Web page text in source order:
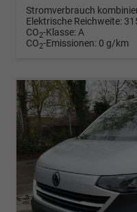
Stromverbrauch
Elektrische Reichweite:
CO2-Klasse:A
CO2-Emissionen: 0 g/km